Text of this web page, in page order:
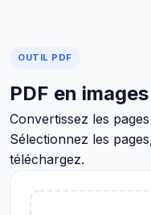
OUTIL PDF
PDF en images
Convertissez les
Sélectionnez les
téléchargez.